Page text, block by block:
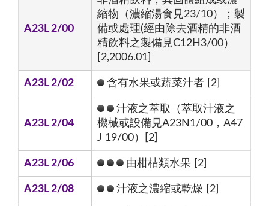
A23L 2/00
縮物（濃縮湯食見23/10）；製
備或處理(經由除去酒精的非酒
精飲料之製備見C12H3/00）
[2,2006.01]
A23L 2/02 含有水果或蔬菜汁者 [2]
A23L 2/04
汁液之萃取（萃取汁液之
機械或設備見A23N1/00，A47
J 19/00）[2]
A23L 2/06 由柑桔類水果 [2]
A23L 2/08 汁液之濃縮或乾燥 [2]